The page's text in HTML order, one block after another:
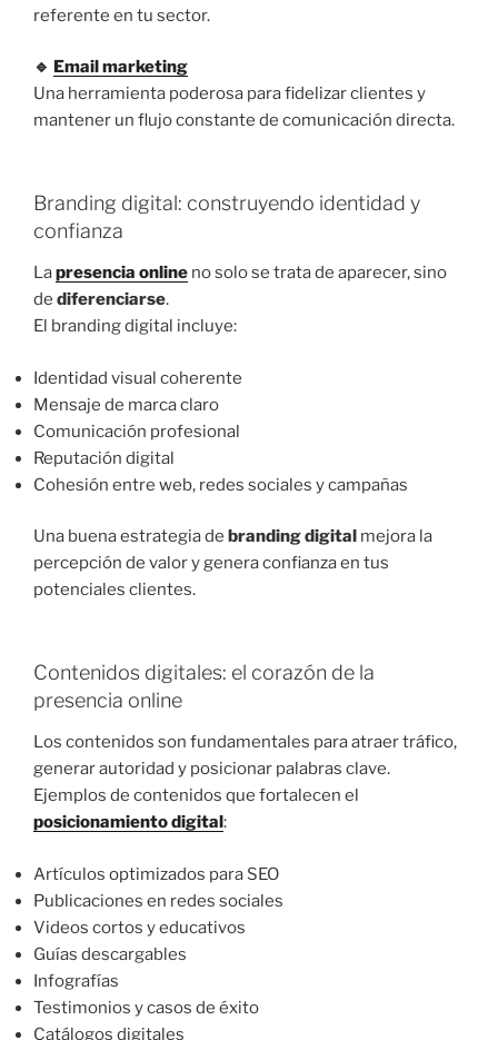
referente en tu sector.
🔹 Email marketing
Una herramienta poderosa para fidelizar clientes y
mantener un flujo constante de comunicación directa.
Branding digital: construyendo identidad y
confianza
Lapresencia online no solo se trata de aparecer, sino
de diferenciarse.
El branding digital incluye:
Identidad visual coherente
Mensaje de marca claro
Comunicación profesional
Reputación digital
Cohesión entre web, redes sociales y campañas
Una buena estrategia de branding digital mejora la
percepción de valor y genera confianza en tus
potenciales clientes.
Contenidos digitales: el corazón de la
presencia online
Los contenidos son fundamentales para atraer tráfico,
generar autoridad y posicionar palabras clave.
Ejemplos de contenidos que fortalecen el
posicionamiento digital:
Artículos optimizados para SEO
Publicaciones en redes sociales
Videos cortos y educativos
Guías descargables
Infografías
Testimonios y casos de éxito
Catálogos digitales